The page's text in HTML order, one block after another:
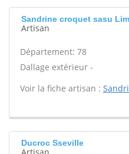
Sandrine croquet sasu
Artisan
Département: 78
Dallage extérieur -
Voir la fiche artisan :
Ducroc Sseville